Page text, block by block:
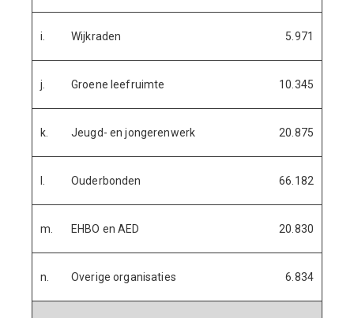
i. Wijkraden 5.971
j. Groene leefruimte 10.345
k. Jeugd- en jongerenwerk 20.875
Ouderbonden 66.182
m. EHBO en AED 20.830
n. Overige organisaties 6.834